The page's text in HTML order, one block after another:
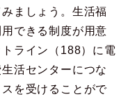
ましょう。生活福
できる制度が用意
ライン（188）に電
活センターにつな
を受けることがで